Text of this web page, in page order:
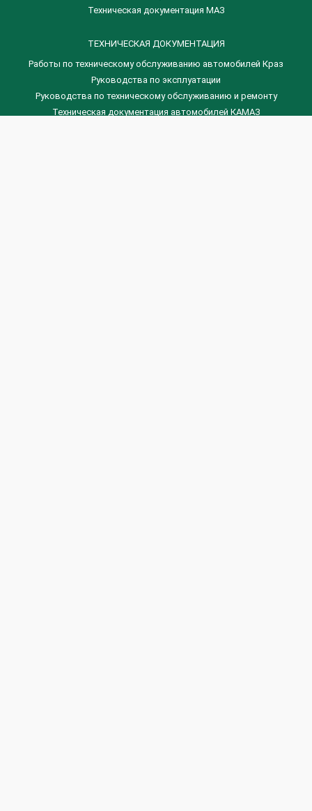
Техническая документация МАЗ
ТЕХНИЧЕСКАЯ ДОКУМЕНТАЦИЯ
Работы по техническому обслуживанию автомобилей Краз
Руководства по эксплуатации
Руководства по техническому обслуживанию и ремонту
Техническая документация автомобилей КАМАЗ